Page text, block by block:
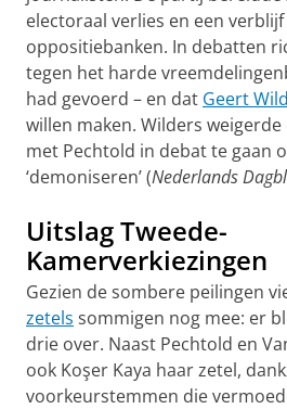
electoraal verlies en een
oppositiebanken. In debatten
tegen het harde
had gevoerd – en dat Geert
willen maken. Wilders
met Pechtold in debat te gaan
‘demoniseren’ (Nederlands
Uitslag Tweede-
Kamerverkiezingen
Gezien de sombere peilingen
zetels sommigen nog mee: er
drie over. Naast Pechtold en
ook Koşer Kaya haar zetel,
voorkeur­stemmen die